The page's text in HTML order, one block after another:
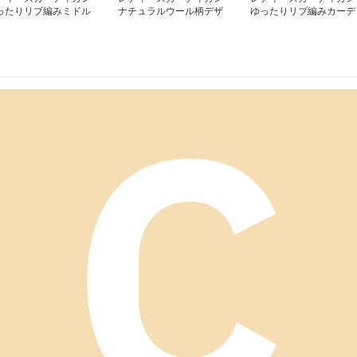
たりリブ編みミドル
ナチュラルウール柄デザ
ゆったりリブ編みカーデ